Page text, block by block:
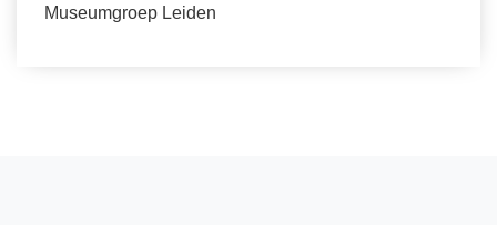
Museumgroep Leiden